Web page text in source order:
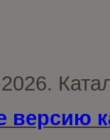
версию